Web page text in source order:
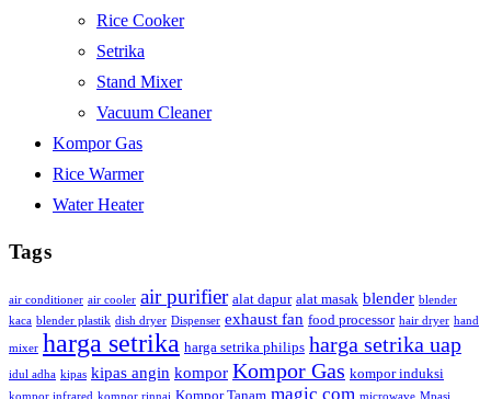
Rice Cooker
Setrika
Stand Mixer
Vacuum Cleaner
Kompor Gas
Rice Warmer
Water Heater
Tags
air conditioner air cooler air purifier alat dapur alat masak blender blender
kaca blender plastik dish dryer Dispenser exhaust fan food processor hair dryer hand
mixer harga setrika harga setrika philips harga setrika uap
idul adha kipas kipas angin kompor Kompor Gas kompor induksi
kompor infrared kompor rinnai Kompor Tanam magic com microwave Mpasi